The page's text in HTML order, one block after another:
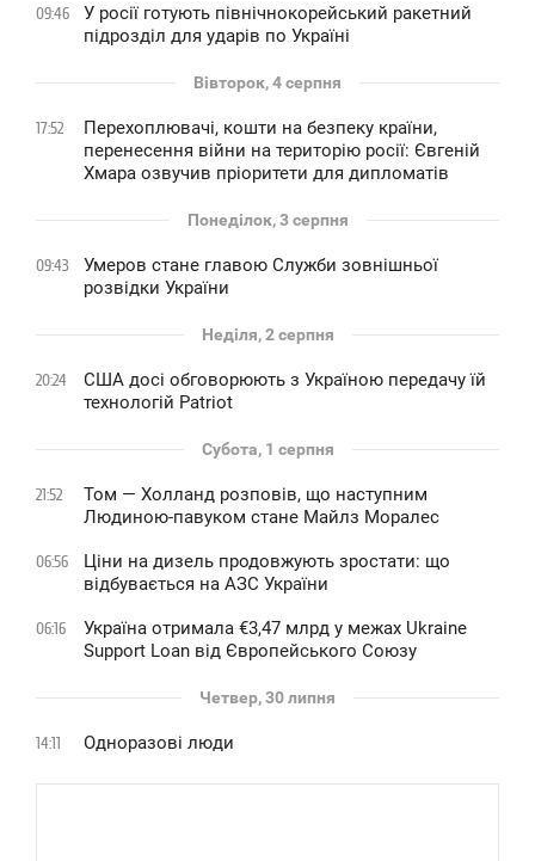
09:46
У росії готують північнокорейський ракетний
підрозділ для ударів по Україні
Вівторок, 4 серпня
17:52
Перехоплювачі, кошти на безпеку країни,
перенесення війни на територію росії: Євгеній
Хмара озвучив пріоритети для дипломатів
Понеділок, 3 серпня
09:43
Умеров стане главою Служби зовнішньої
розвідки України
Неділя, 2 серпня
20:24
США досі обговорюють з Україною передачу їй
технологій Patriot
Субота, 1 серпня
21:52
Том — Холланд розповів, що наступним
Людиною-павуком стане Майлз Моралес
06:56
Ціни на дизель продовжують зростати: що
відбувається на АЗС України
06:16
Україна отримала €3,47 млрд у межах Ukraine
Support Loan від Європейського Союзу
Четвер, 30 липня
14:11 Одноразові люди